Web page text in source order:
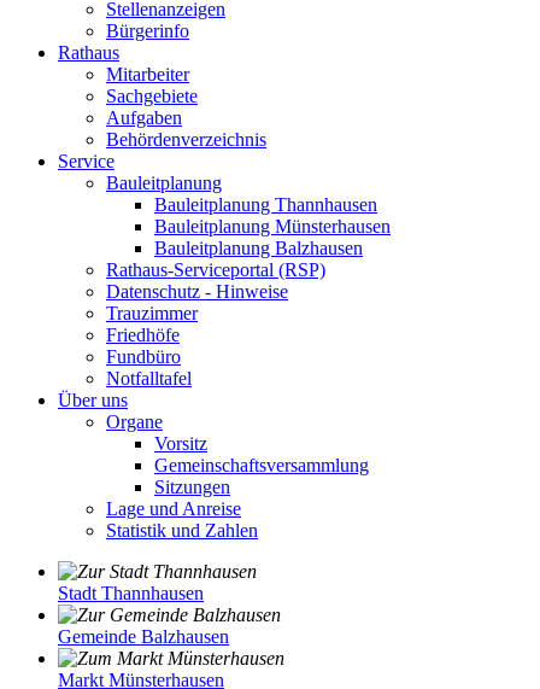
Stellenanzeigen
Bürgerinfo
Rathaus
Mitarbeiter
Sachgebiete
Aufgaben
Behördenverzeichnis
Service
Bauleitplanung
Bauleitplanung Thannhausen
Bauleitplanung Münsterhausen
Bauleitplanung Balzhausen
Rathaus-Serviceportal (RSP)
Datenschutz - Hinweise
Trauzimmer
Friedhöfe
Fundbüro
Notfalltafel
Über uns
Organe
Vorsitz
Gemeinschaftsversammlung
Sitzungen
Lage und Anreise
Statistik und Zahlen
Stadt Thannhausen
Gemeinde Balzhausen
Markt Münsterhausen